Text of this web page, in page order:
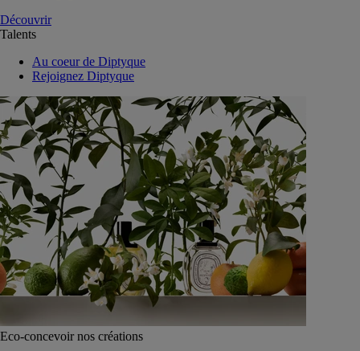
Découvrir
Talents
Au coeur de Diptyque
Rejoignez Diptyque
Eco-concevoir nos créations